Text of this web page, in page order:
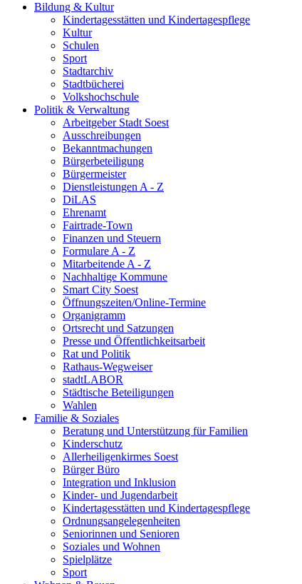
Bildung & Kultur
Kindertagesstätten und Kindertagespflege
Kultur
Schulen
Sport
Stadtarchiv
Stadtbücherei
Volkshochschule
Politik & Verwaltung
Arbeitgeber Stadt Soest
Ausschreibungen
Bekanntmachungen
Bürgerbeteiligung
Bürgermeister
Dienstleistungen A - Z
DiLAS
Ehrenamt
Fairtrade-Town
Finanzen und Steuern
Formulare A - Z
Mitarbeitende A - Z
Nachhaltige Kommune
Smart City Soest
Öffnungszeiten/Online-Termine
Organigramm
Ortsrecht und Satzungen
Presse und Öffentlichkeitsarbeit
Rat und Politik
Rathaus-Wegweiser
stadtLABOR
Städtische Beteiligungen
Wahlen
Familie & Soziales
Beratung und Unterstützung für Familien
Kinderschutz
Allerheiligenkirmes Soest
Bürger Büro
Integration und Inklusion
Kinder- und Jugendarbeit
Kindertagesstätten und Kindertagespflege
Ordnungsangelegenheiten
Seniorinnen und Senioren
Soziales und Wohnen
Spielplätze
Sport